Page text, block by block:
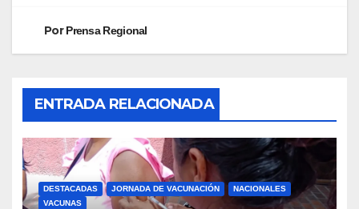
PorPrensa Regional
ENTRADA RELACIONADA
DESTACADAS JORNADA DE VACUNACIÓN
NACIONALES
VACUNAS